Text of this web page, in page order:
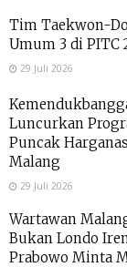
Tim Taekwon-
Umum 3 di PITC
29 Juli 2026
Luncurkan
Puncak
Malang
29 Juli 2026
Wartawan
Bukan Londo
Prabowo Minta